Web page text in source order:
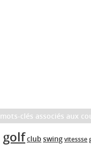
mots-clés associés aux
golfclub swingvitessse